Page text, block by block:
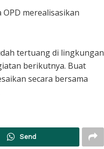
merealisasikan
tertuang di lingkungan
berikutnya. Buat
secara bersama
Send